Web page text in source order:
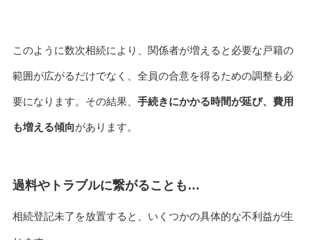
このように数次相続により、関係者が増えると必要な戸籍の
範囲が広がるだけでなく、全員の合意を得るための調整も必
要になります。その結果、 手続きにかかる時間が延び、費用
も増える傾向があります。
過料やトラブルに繋がることも…
相続登記未了を放置すると、いくつかの具体的な不利益が生